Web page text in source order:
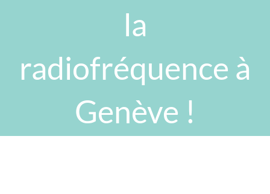
la
radiofréquence à
Genève !